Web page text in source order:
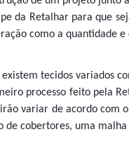
da Retalhar para que
como a quantidade
tecidos variados
processo feito pela
variar de acordo com
de cobertores, uma